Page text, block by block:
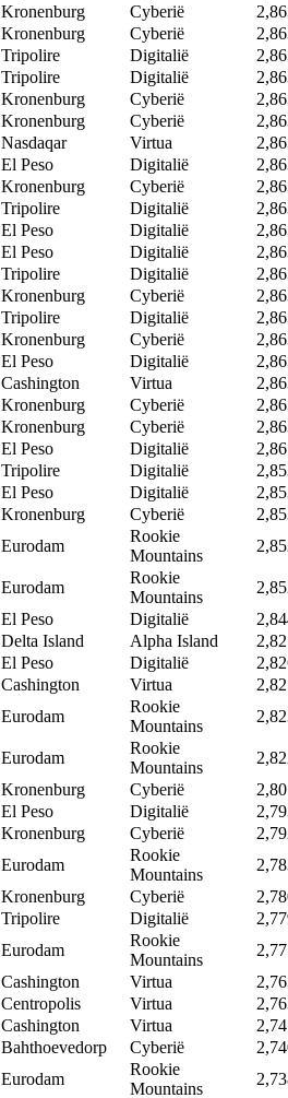
Kronenburg Cyberië
Kronenburg Cyberië
Tripolire Digitalië
Tripolire Digitalië
Kronenburg Cyberië
Kronenburg Cyberië
Nasdaqar Virtua
El Peso Digitalië
Kronenburg Cyberië
Tripolire Digitalië
El Peso Digitalië
El Peso Digitalië
Tripolire Digitalië
Kronenburg Cyberië
Tripolire Digitalië
Kronenburg Cyberië
El Peso Digitalië
Cashington Virtua
Kronenburg Cyberië
Kronenburg Cyberië
El Peso Digitalië
Tripolire Digitalië
El Peso Digitalië
Kronenburg Cyberië
Eurodam
Rookie
Mountains
Eurodam
Rookie
Mountains
El Peso Digitalië
Delta Island Alpha Island
El Peso Digitalië
Cashington Virtua
Eurodam
Rookie
Mountains
Eurodam
Rookie
Mountains
Kronenburg Cyberië
El Peso Digitalië
Kronenburg Cyberië
Eurodam
Rookie
Mountains
Kronenburg Cyberië
Tripolire Digitalië
Eurodam
Rookie
Mountains
Cashington Virtua
Centropolis Virtua
Cashington Virtua
Bahthoevedorp Cyberië
Eurodam
Rookie
Mountains